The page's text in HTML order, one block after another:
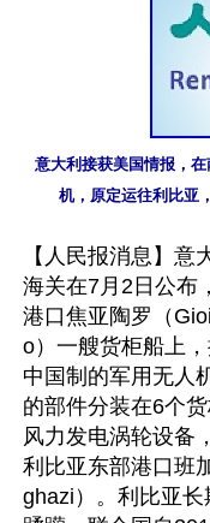
意大利接获美国情报，
机，原定运往利比亚
【人民报消息】意
海关在7月2日公布
港口焦亚陶罗（
o）一艘货柜船上
中国制的军用无人
的部件分装在6个
风力发电涡轮设备
利比亚东部港口班
ghazi）。利比亚长